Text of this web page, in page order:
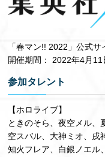
「春マン!! 2022」公式サ
開催期間： 2022年4月11
参加タレント
【ホロライブ】
ときのそら、夜空メル、
空スバル、大神ミオ、戌
知火フレア、白銀ノエル